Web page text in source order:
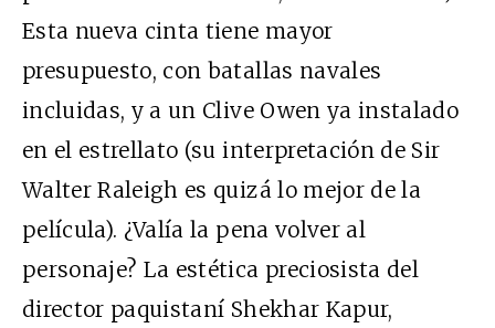
Esta nueva cinta tiene mayor
presupuesto, con batallas navales
incluidas, y a un Clive Owen ya instalado
en el estrellato (su interpretación de Sir
Walter Raleigh es quizá lo mejor de la
película). ¿Valía la pena volver al
personaje? La estética preciosista del
director paquistaní Shekhar Kapur,